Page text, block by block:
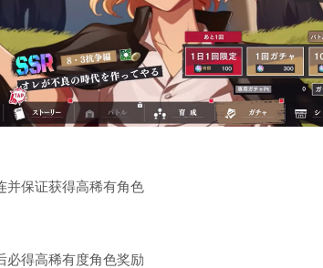
并保证获得高稀有角色
必得高稀有度角色奖励